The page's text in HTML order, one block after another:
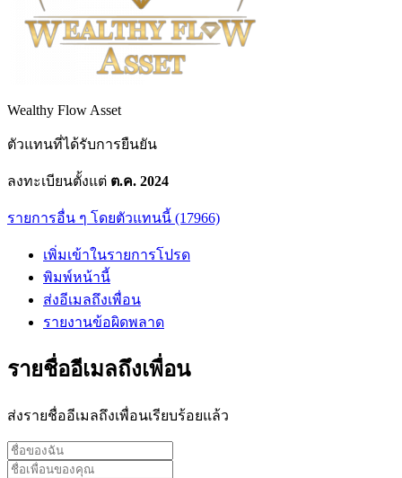
Wealthy Flow Asset
ตัวแทนที่ได้รับการยืนยัน
ลงทะเบียนตั้งแต่ ต.ค. 2024
รายการอื่น ๆ โดยตัวแทนนี้ (17966)
เพิ่มเข้าในรายการโปรด
พิมพ์หน้านี้
ส่งอีเมลถึงเพื่อน
รายงานข้อผิดพลาด
รายชื่ออีเมลถึงเพื่อน
ส่งรายชื่ออีเมลถึงเพื่อนเรียบร้อยแล้ว